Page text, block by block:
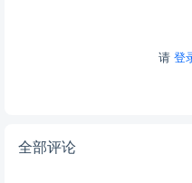
请 登
全部评论